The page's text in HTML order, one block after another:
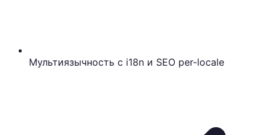
Мультиязычность с i18n и SEO per-locale